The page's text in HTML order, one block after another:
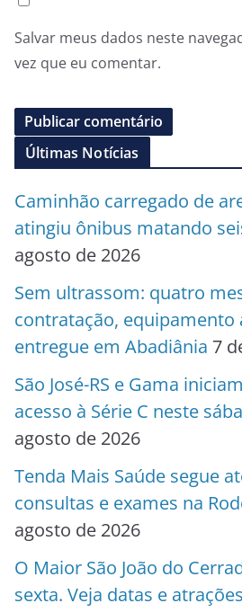
Salvar meus dados neste
vez que eu comentar.
Últimas Notícias
Caminhão carregado de
atingiu ônibus matando
agosto de 2026
Sem ultrassom: quatro
contratação, equipamento
entregue em Abadiânia 7
São José-RS e Gama
acesso à Série C neste
agosto de 2026
Tenda Mais Saúde segue
consultas e exames na
agosto de 2026
O Maior São João do
sexta. Veja datas e atrações